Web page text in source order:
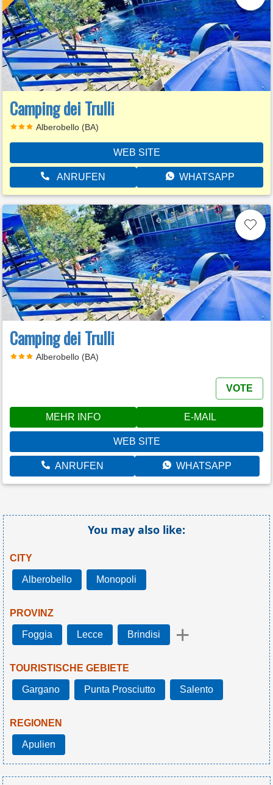
Camping dei Trulli
Alberobello (BA)
WEB SITE
ANRUFEN WHATSAPP
Camping dei Trulli
Alberobello (BA)
VOTE
MEHR INFO E-MAIL
WEB SITE
ANRUFEN WHATSAPP
You may also like:
CITY
Alberobello Monopoli
PROVINZ
Foggia Lecce Brindisi +
TOURISTISCHE GEBIETE
Gargano Punta Prosciutto Salento
REGIONEN
Apulien